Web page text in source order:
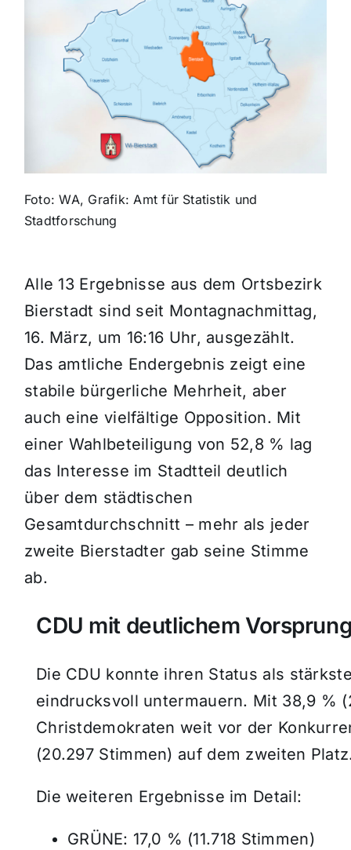
Themen und Termine
Gewinnspiele
Foto: WA, Grafik: Amt für Statistik und
Stadtforschung
Alle 13 Ergebnisse aus dem Ortsbezirk
Bierstadt sind seit Montagnachmittag,
16. März, um 16:16 Uhr, ausgezählt.
Das amtliche Endergebnis zeigt eine
stabile bürgerliche Mehrheit, aber
auch eine vielfältige Opposition. Mit
einer Wahlbeteiligung von 52,8 % lag
das Interesse im Stadtteil deutlich
über dem städtischen
Gesamtdurchschnitt – mehr als jeder
zweite Bierstadter gab seine Stimme
ab.
CDU mit deutlichem
Die CDU konnte ihren Status als
eindrucksvoll untermauern. Mit 38,9 %
Christdemokraten weit vor der
(20.297 Stimmen) auf dem zweiten
Die weiteren Ergebnisse im Detail:
GRÜNE: 17,0 % (11.718 Stimmen)